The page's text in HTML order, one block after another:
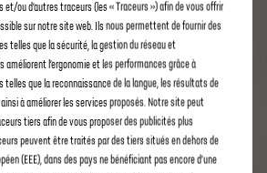
et/ou d’autres traceurs (les « Traceurs ») afin de vous offrir
sur notre site web. Ils nous permettent de fournir des
telles que la sécurité, la gestion du réseau et
améliorent l’ergonomie et les performances grâce à
que la reconnaissance de la langue, les résultats de
à améliorer les services proposés. Notre site peut
tiers afin de vous proposer des publicités plus
peuvent être traités par des tiers situés en dehors de
(EEE), dans des pays ne bénéficiant pas encore d’une